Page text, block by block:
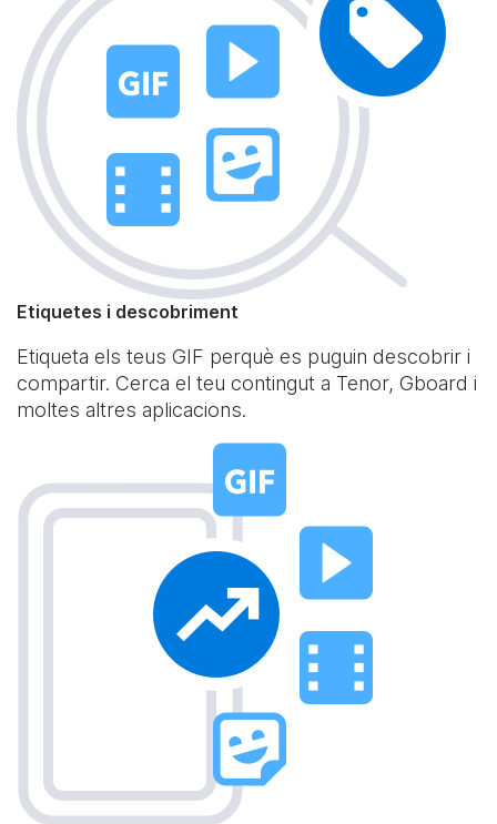
Etiquetes i descobriment
Etiqueta els teus GIF perquè es puguin descobrir i
compartir. Cerca el teu contingut a Tenor, Gboard i
moltes altres aplicacions.